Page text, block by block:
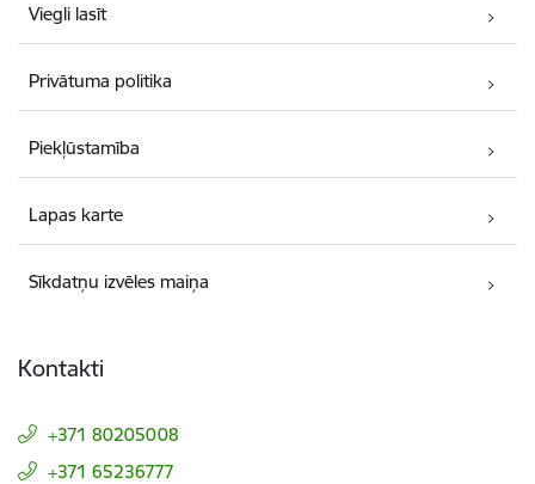
Viegli lasīt
Privātuma politika
Piekļūstamība
Lapas karte
Sīkdatņu izvēles maiņa
Kontakti
+371 80205008
+371 65236777